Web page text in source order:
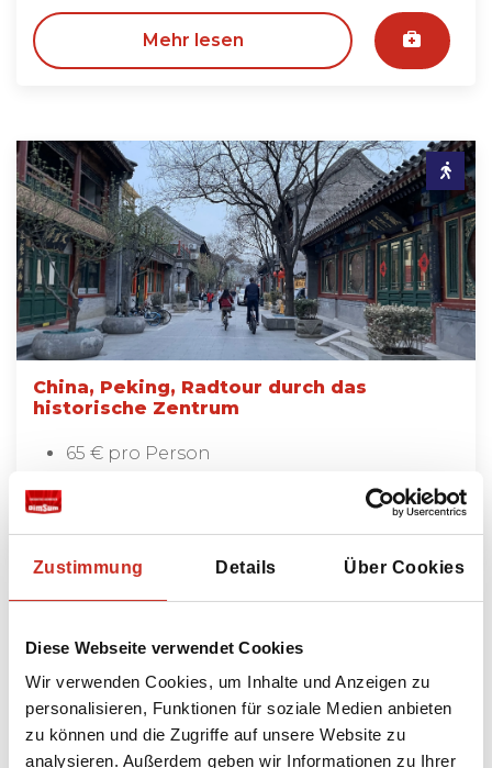
Zustimmung Details Über Cookies
Diese Webseite verwendet Cookies
Wir verwenden Cookies, um Inhalte und Anzeigen zu
personalisieren, Funktionen für soziale Medien anbieten
zu können und die Zugriffe auf unsere Website zu
analysieren. Außerdem geben wir Informationen zu Ihrer
Mehr lesen
China, Peking, Radtour durch das
historische Zentrum
65 € pro Person
Bausteine